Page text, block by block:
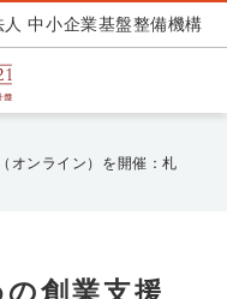
人 中小企業基盤整備機構
オンライン）を開催：札
創業支援